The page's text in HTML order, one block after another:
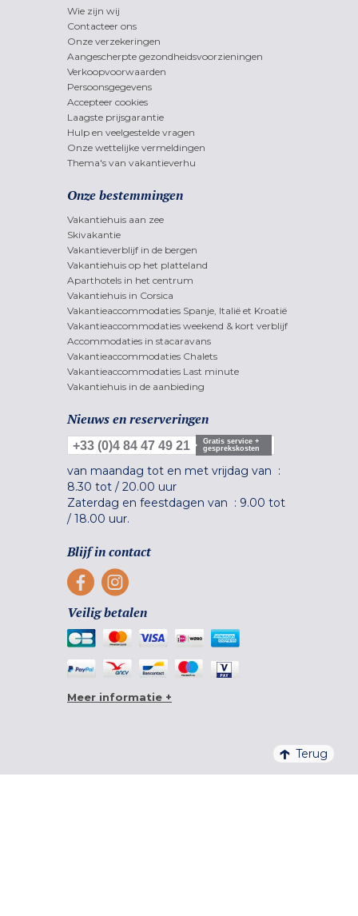
Wie zijn wij
Contacteer ons
Onze verzekeringen
Aangescherpte gezondheidsvoorzieningen
Verkoopvoorwaarden
Persoonsgegevens
Accepteer cookies
Laagste prijsgarantie
Hulp en veelgestelde vragen
Onze wettelijke vermeldingen
Thema's van vakantieverhu
Onze bestemmingen
Vakantiehuis aan zee
Skivakantie
Vakantieverblijf in de bergen
Vakantiehuis op het platteland
Aparthotels in het centrum
Vakantiehuis in Corsica
Vakantieaccommodaties Spanje, Italië et Kroatië
Vakantieaccommodaties weekend & kort verblijf
Accommodaties in stacaravans
Vakantieaccommodaties Chalets
Vakantieaccommodaties Last minute
Vakantiehuis in de aanbieding
Nieuws en reserveringen
+33 (0)4 84 47 49 21
Gratis service +
gesprekskosten
van maandag tot en met vrijdag van :
8.30 tot / 20.00 uur
Zaterdag en feestdagen van : 9.00 tot
/ 18.00 uur.
Blijf in contact
Veilig betalen
Meer informatie +
Terug